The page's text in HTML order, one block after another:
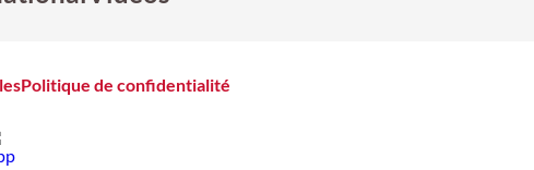
Politique de confidentialité